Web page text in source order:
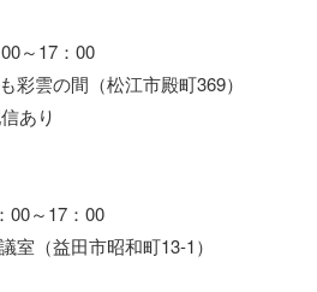
～17：00
彩雲の間（松江市殿町369）
あり
00～17：00
室（益田市昭和町13-1）